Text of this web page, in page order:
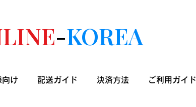
-KOREA
向け 配送ガイド 決済方法 ご利用ガイド